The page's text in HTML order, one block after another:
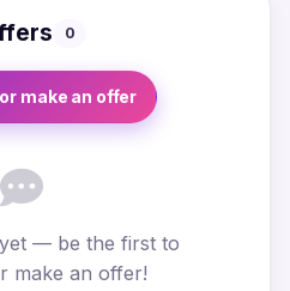
0
make an offer
— be the first to
make an offer!